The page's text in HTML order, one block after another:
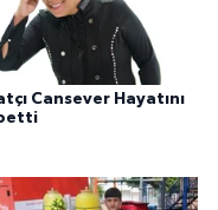
Cansever Hayatını